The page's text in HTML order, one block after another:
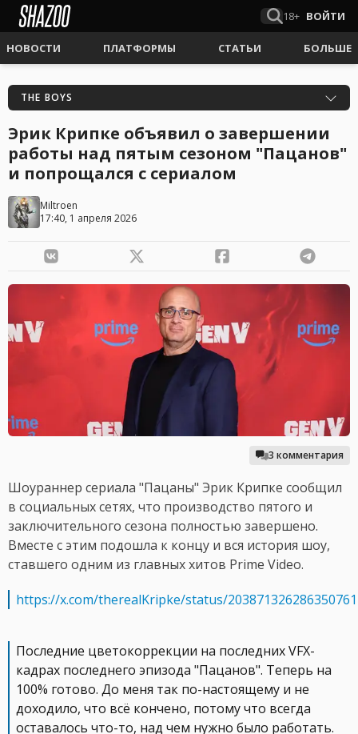
18+ ВОЙТИ
НОВОСТИ ПЛАТФОРМЫ СТАТЬИ БОЛЬШЕ
THE BOYS
Эрик Крипке объявил о завершении
работы над пятым сезоном "Пацанов"
и попрощался с сериалом
Miltroen
17:40, 1 апреля 2026
3 комментария
Шоураннер сериала "Пацаны" Эрик Крипке сообщил
в социальных сетях, что производство пятого и
заключительного сезона полностью завершено.
Вместе с этим подошла к концу и вся история шоу,
ставшего одним из главных хитов Prime Video.
https://x.com/therealKripke/status/
Последние цветокоррекции на последних VFX-
кадрах последнего эпизода "Пацанов". Теперь на
100% готово. До меня так по-настоящему и не
доходило, что всё кончено, потому что всегда
оставалось что-то, над чем нужно было работать.